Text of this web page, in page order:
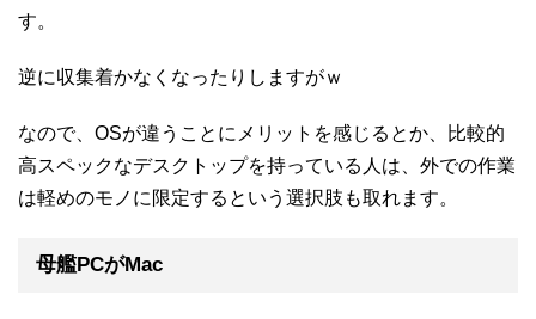
す。
逆に収集着かなくなったりしますがｗ
なので、OSが違うことにメリットを感じるとか、比較的
高スペックなデスクトップを持っている人は、外での作業
は軽めのモノに限定するという選択肢も取れます。
母艦PCがMac